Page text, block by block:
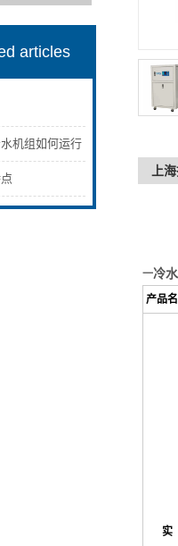
articles
机组如何运行
上
一冷
产品
实